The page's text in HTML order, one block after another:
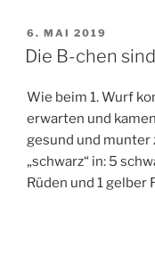
VERÖFFENTLICHT
AM
6. MAI 2019
Die B-chen
Wie beim 1. Wurf
erwarten und
gesund und munter
„schwarz“ in: 5
Rüden und 1 gelber